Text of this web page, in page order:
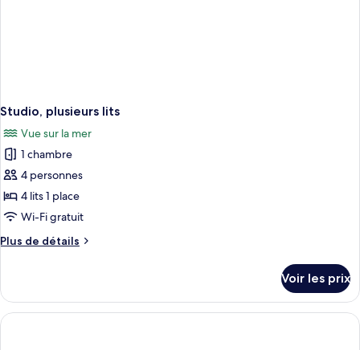
Studio, plusieurs lits
Vue sur la mer
1 chambre
4 personnes
4 lits 1 place
Wi-Fi gratuit
Plus de détails
Plus
le
type
de
Voir les prix